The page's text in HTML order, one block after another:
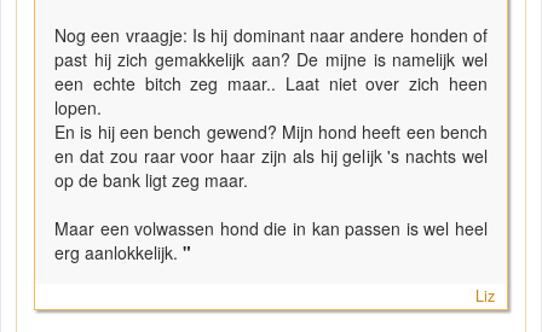
Nog een vraagje: Is hij dominant naar andere honden of
past hij zich gemakkelijk aan? De mijne is namelijk wel
een echte bitch zeg maar.. Laat niet over zich heen
lopen.
En is hij een bench gewend? Mijn hond heeft een bench
en dat zou raar voor haar zijn als hij gelijk 's nachts wel
op de bank ligt zeg maar.
Maar een volwassen hond die in kan passen is wel heel
erg aanlokkelijk. "
Liz